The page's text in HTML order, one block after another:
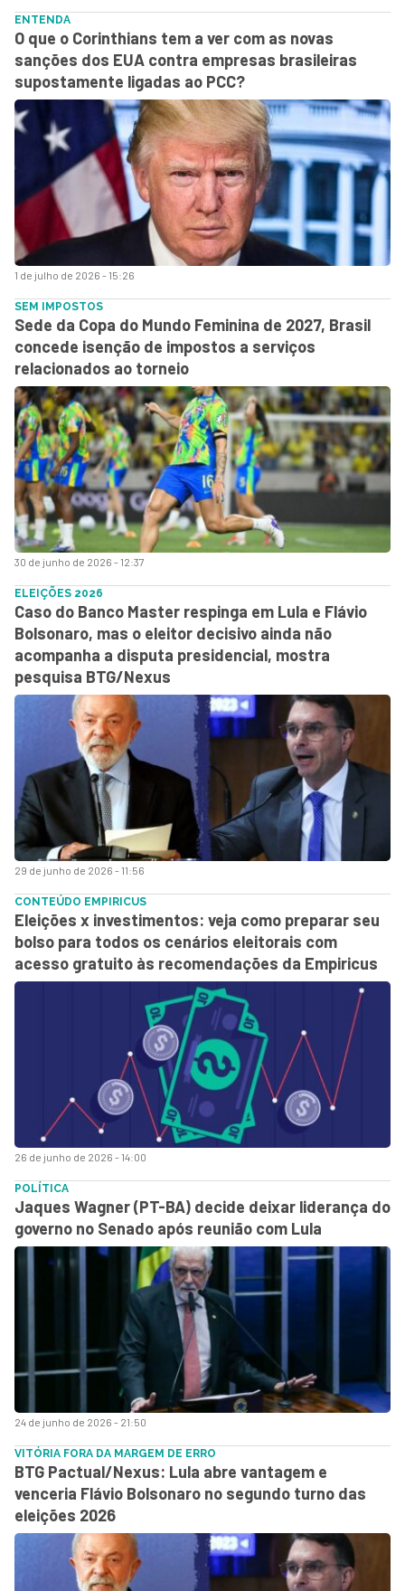
1 de julho de 2026 - 15:26
ENTENDA
O que o Corinthians tem a ver com as novas
sanções dos EUA contra empresas brasileiras
supostamente ligadas ao PCC?
30 de junho de 2026 - 12:37
SEM IMPOSTOS
Sede da Copa do Mundo Feminina de 2027, Brasil
concede isenção de impostos a serviços
relacionados ao torneio
29 de junho de 2026 - 11:56
ELEIÇÕES 2026
Caso do Banco Master respinga em Lula e Flávio
Bolsonaro, mas o eleitor decisivo ainda não
acompanha a disputa presidencial, mostra
pesquisa BTG/Nexus
26 de junho de 2026 - 14:00
CONTEÚDO EMPIRICUS
Eleições x investimentos: veja como preparar seu
bolso para todos os cenários eleitorais com
acesso gratuito às recomendações da Empiricus
24 de junho de 2026 - 21:50
POLÍTICA
Jaques Wagner (PT-BA) decide deixar liderança do
governo no Senado após reunião com Lula
VITÓRIA FORA DA MARGEM DE ERRO
BTG Pactual/Nexus: Lula abre vantagem e
venceria Flávio Bolsonaro no segundo turno das
eleições 2026